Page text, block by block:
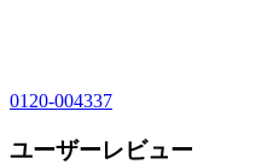
0120-004337
ユーザーレビュー